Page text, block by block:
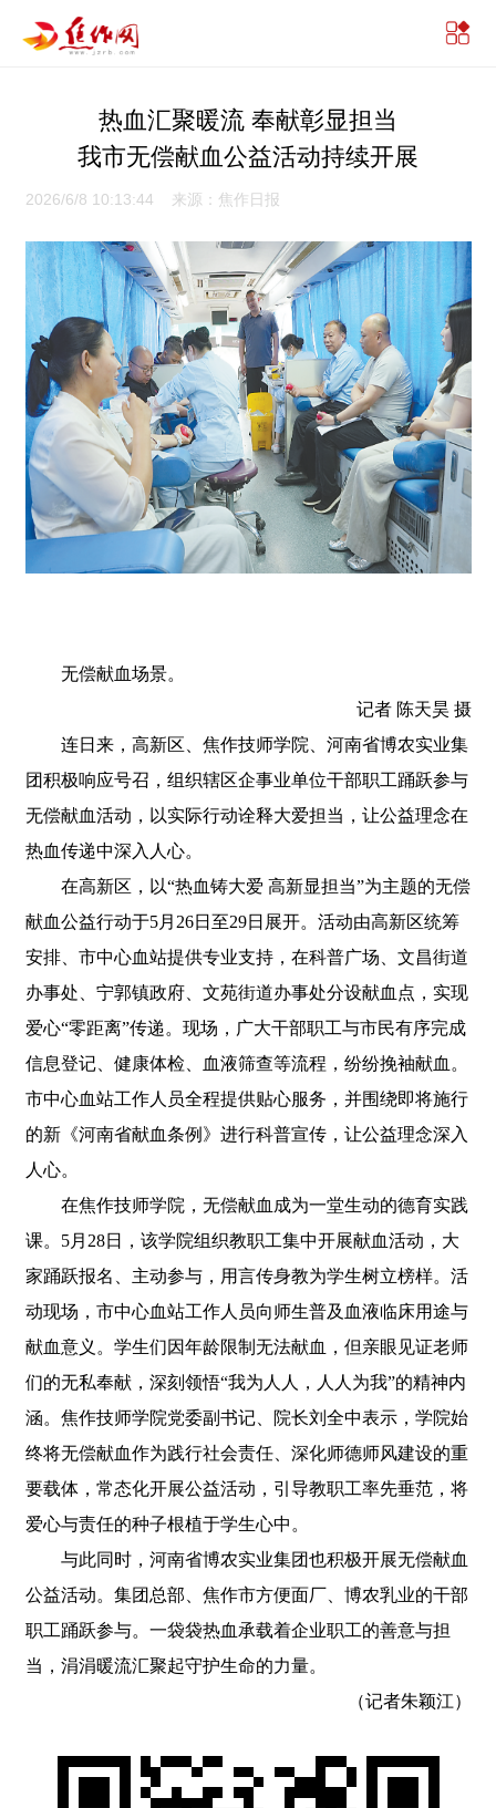
热血汇聚暖流 奉献彰显担当
我市无偿献血公益活动持续开展
2026/6/8 10:13:44 来源：焦作日报
无偿献血场景。
记者 陈天昊 摄
连日来，高新区、焦作技师学院、河南省博农实业集
团积极响应号召，组织辖区企事业单位干部职工踊跃参与
无偿献血活动，以实际行动诠释大爱担当，让公益理念在
热血传递中深入人心。
在高新区，以“热血铸大爱 高新显担当”为主题的无偿
献血公益行动于5月26日至29日展开。活动由高新区统筹
安排、市中心血站提供专业支持，在科普广场、文昌街道
办事处、宁郭镇政府、文苑街道办事处分设献血点，实现
爱心“零距离”传递。现场，广大干部职工与市民有序完成
信息登记、健康体检、血液筛查等流程，纷纷挽袖献血。
市中心血站工作人员全程提供贴心服务，并围绕即将施行
的新《河南省献血条例》进行科普宣传，让公益理念深入
人心。
在焦作技师学院，无偿献血成为一堂生动的德育实践
课。5月28日，该学院组织教职工集中开展献血活动，大
家踊跃报名、主动参与，用言传身教为学生树立榜样。活
动现场，市中心血站工作人员向师生普及血液临床用途与
献血意义。学生们因年龄限制无法献血，但亲眼见证老师
们的无私奉献，深刻领悟“我为人人，人人为我”的精神内
涵。焦作技师学院党委副书记、院长刘全中表示，学院始
终将无偿献血作为践行社会责任、深化师德师风建设的重
要载体，常态化开展公益活动，引导教职工率先垂范，将
爱心与责任的种子根植于学生心中。
与此同时，河南省博农实业集团也积极开展无偿献血
公益活动。集团总部、焦作市方便面厂、博农乳业的干部
职工踊跃参与。一袋袋热血承载着企业职工的善意与担
当，涓涓暖流汇聚起守护生命的力量。
（记者朱颖江）